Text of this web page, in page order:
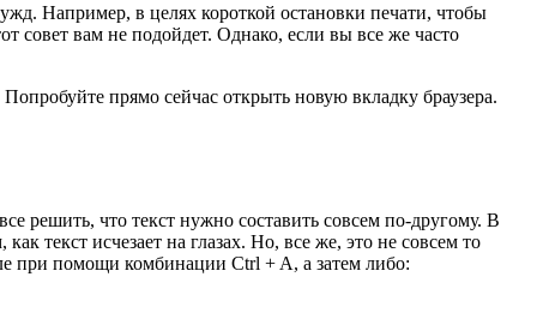
Например, в целях короткой остановки печати, чтобы
совет вам не подойдет. Однако, если вы все же часто
прямо сейчас открыть новую вкладку браузера.
решить, что текст нужно составить совсем по-другому. В
текст исчезает на глазах. Но, все же, это не совсем то
при помощи комбинации Ctrl + A, а затем либо: